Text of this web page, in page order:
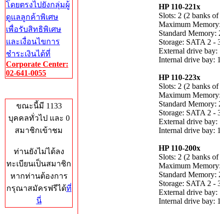
โดยตรงไปยังกลุ่มผู้
ดูแลลูกค้าพิเศษ
เพื่อรับสิทธิพิเศษ
และเงื่อนไขการ
ชำระเงินได้ที่
Corporate Center:
02-641-0055
ขณะนี้มี 1133
บุคคลทั่วไป และ 0
สมาชิกเข้าชม
ท่านยังไม่ได้ลง
ทะเบียนเป็นสมาชิก
หากท่านต้องการ
กรุณาสมัครฟรีได้ที่
นี่
HP 110-221x
Slots: 2 (2 banks
Maximum
Standard Memory:
Storage: SATA 2 -
External drive
Internal drive bay:
HP 110-223x
Slots: 2 (2 banks
Maximum
Standard Memory:
Storage: SATA 2 -
External drive
Internal drive bay:
HP 110-200x
Slots: 2 (2 banks
Maximum
Standard Memory:
Storage: SATA 2 -
External drive
Internal drive bay: